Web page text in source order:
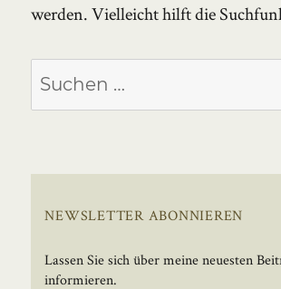
werden. Vielleicht hilft die
Suchen
nach:
NEWSLETTER ABONNIEREN
Lassen Sie sich über meine neuesten
informieren.